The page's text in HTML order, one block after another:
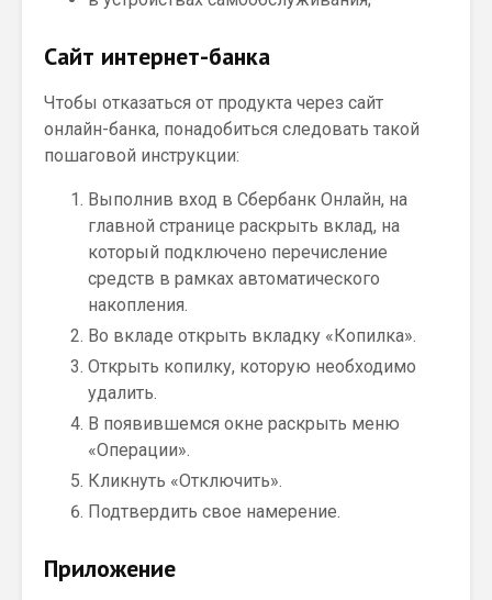
Сайт интернет-банка
Чтобы отказаться от продукта через сайт
онлайн-банка, понадобиться следовать такой
пошаговой инструкции:
Выполнив вход в Сбербанк Онлайн, на
главной странице раскрыть вклад, на
который подключено перечисление
средств в рамках автоматического
накопления.
Во вкладе открыть вкладку «Копилка».
Открыть копилку, которую необходимо
удалить.
В появившемся окне раскрыть меню
«Операции».
Кликнуть «Отключить».
Подтвердить свое намерение.
Приложение